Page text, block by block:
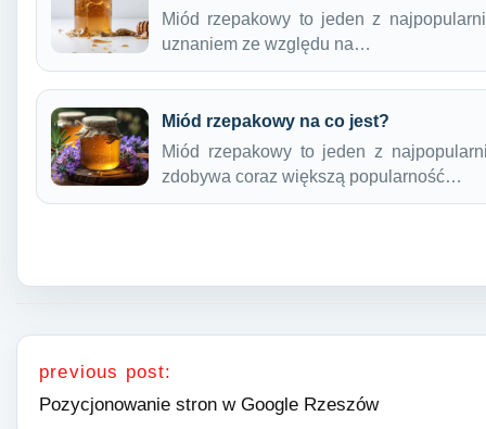
Miód rzepakowy to jeden z
uznaniem ze względu na…
Miód rzepakowy na co jest?
Miód rzepakowy to jeden z
zdobywa coraz większą popularność…
Nawigacja wpisu
previous post:
Pozycjonowanie stron w Google Rzeszów